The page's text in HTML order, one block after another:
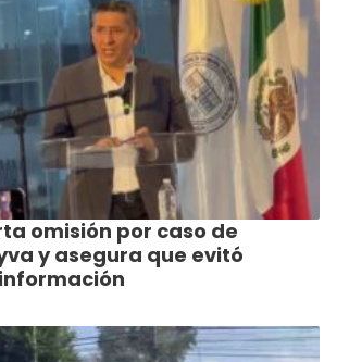
omisión por caso de
y asegura que evitó